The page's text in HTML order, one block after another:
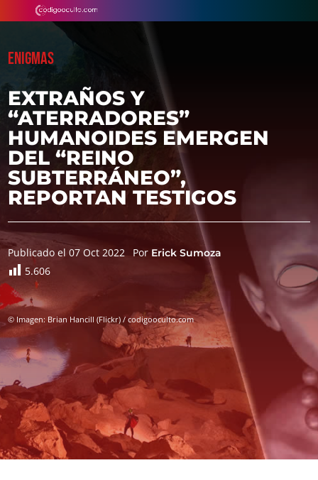
ENIGMAS
EXTRAÑOS Y
“ATERRADORES”
HUMANOIDES EMERGEN
DEL “REINO
SUBTERRÁNEO”,
REPORTAN TESTIGOS
Publicado el 07 Oct 2022 Por Erick Sumoza
5.606
© Imagen: Brian Hancill (Flickr) / codigooculto.com